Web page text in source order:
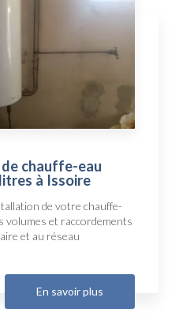
chauffe-eau
à Issoire
de votre chauffe-
volumes et raccordements
et au réseau
En savoir plus